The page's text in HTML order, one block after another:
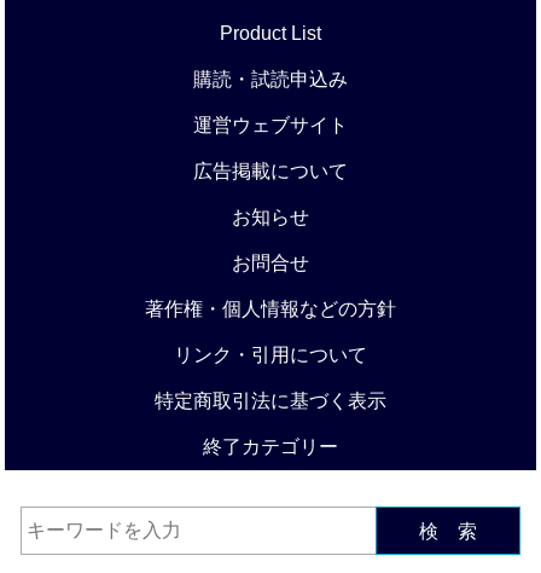
Product List
購読・試読申込み
運営ウェブサイト
広告掲載について
お知らせ
お問合せ
著作権・個人情報などの方針
リンク・引用について
特定商取引法に基づく表示
終了カテゴリー
検 索